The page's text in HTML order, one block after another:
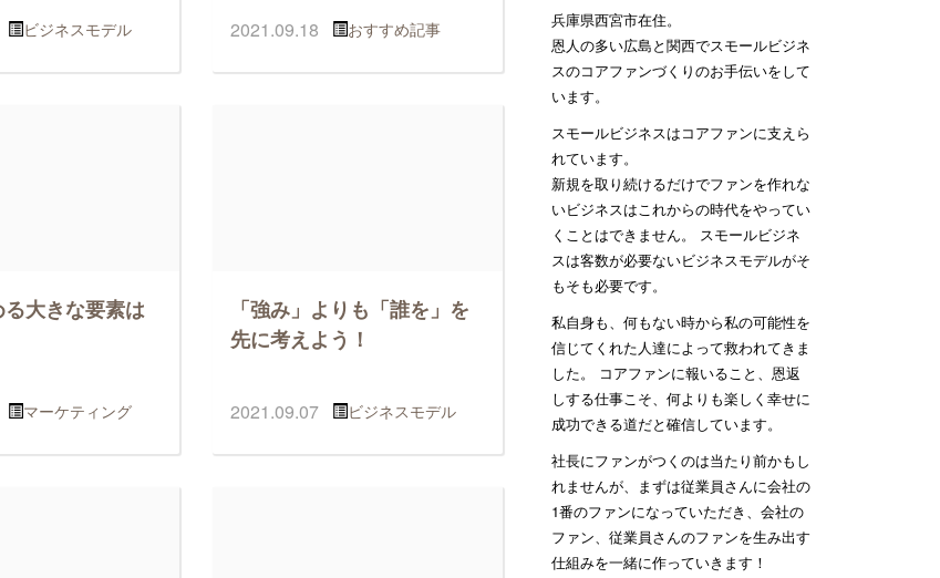
ビジネスモデル 2021.09.18 おすすめ記事
大きな要素は
マーケティング
「強み」よりも「誰を」を
先に考えよう！
2021.09.07 ビジネスモデル
兵庫県西宮市在住。
恩人の多い広島と関西でスモールビジネ
スのコアファンづくりのお手伝いをして
います。
スモールビジネスはコアファンに支えら
れています。
新規を取り続けるだけでファンを作れな
いビジネスはこれからの時代をやってい
くことはできません。 スモールビジネ
スは客数が必要ないビジネスモデルがそ
もそも必要です。
私自身も、何もない時から私の可能性を
信じてくれた人達によって救われてきま
した。 コアファンに報いること、恩返
しする仕事こそ、何よりも楽しく幸せに
成功できる道だと確信しています。
社長にファンがつくのは当たり前かもし
れませんが、まずは従業員さんに会社の
1番のファンになっていただき、会社の
ファン、従業員さんのファンを生み出す
仕組みを一緒に作っていきます！